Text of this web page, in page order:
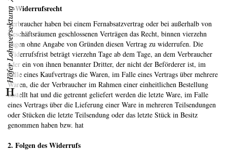
1. Widerrufsrecht
Verbraucher haben bei einem Fernabsatzvertrag oder bei außerhalb von
Geschäftsräumen geschlossenen Verträgen das Recht, binnen vierzehn
Tagen ohne Angabe von Gründen diesen Vertrag zu widerrufen. Die
Widerrufsfrist beträgt vierzehn Tage ab dem Tage, an dem Verbraucher
oder ein von ihnen benannter Dritter, der nicht der Beförderer ist, im
Falle eines Kaufvertrags die Waren, im Falle eines Vertrags über mehrere
Waren, die der Verbraucher im Rahmen einer einheitlichen Bestellung
bestellt hat und die getrennt geliefert werden die letzte Ware, im Falle
eines Vertrags über die Lieferung einer Ware in mehreren Teilsendungen
oder Stücken die letzte Teilsendung oder das letzte Stück in Besitz
genommen haben bzw. hat
2. Folgen des Widerrufs